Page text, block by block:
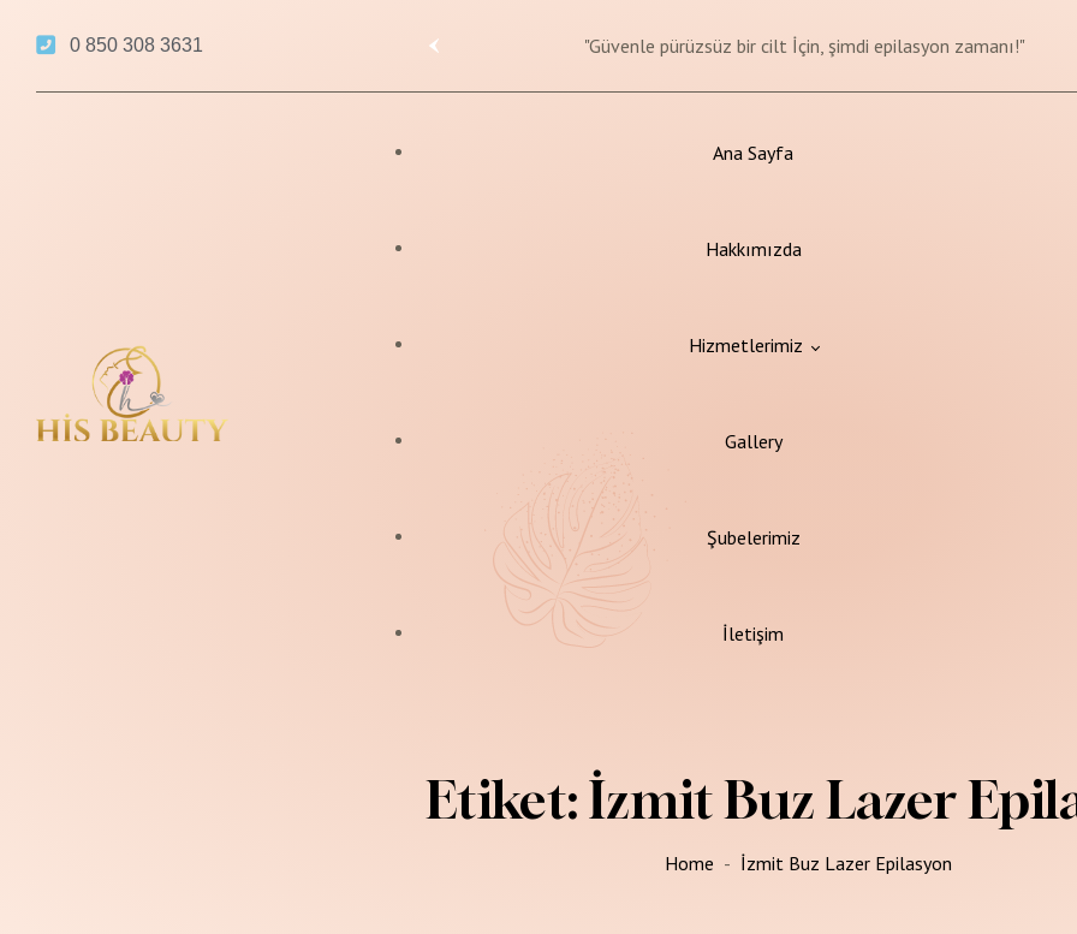
0 850 308 3631 Bu Ay'a Özel Fiyatlar
"Güvenle pürüzsüz bir cilt İçin, şimdi epilasyon zamanı!"
"Her yaştan güzellik, cilt bakımıyla başlar!"
"Değişim başlasın, sağlıklı yaşam yolculuğunuz burada!"
Ana Sayfa
Hakkımızda
Hizmetlerimiz
İzmit Lazer Epilasyon
Gallery
Şubelerimiz
İletişim
Etiket:İzmit Buz Lazer
Home İzmit Buz Lazer Epilasyon